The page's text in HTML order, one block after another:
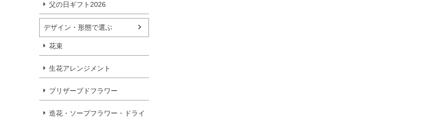
父の日ギフト2026
デザイン・形態で選ぶ
花束
生花アレンジメント
プリザーブドフラワー
造花・ソープフラワー・ドライ